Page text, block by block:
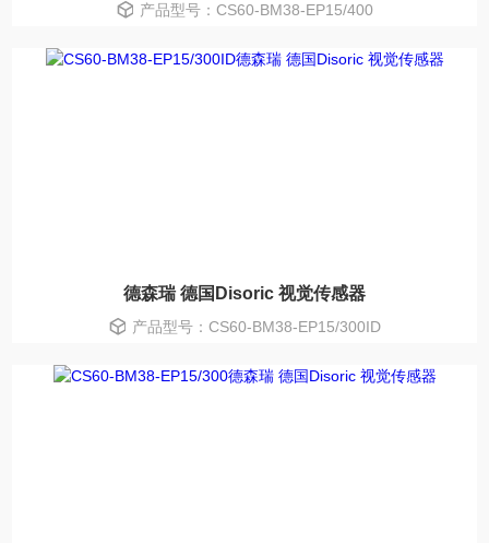
产品型号：CS60-BM38-EP15/400
德森瑞 德国Disoric 视觉传感器
产品型号：CS60-BM38-EP15/300ID